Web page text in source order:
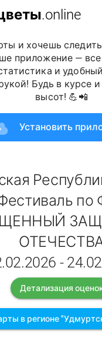
.online
и хочешь следить
приложение — все
и
Будь в курсе
высот! 💪📲
Установить
по
-
Детализация
в регионе